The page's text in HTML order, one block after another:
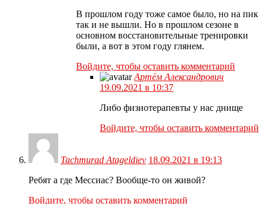
В прошлом году тоже самое было, но на пик
так и не вышли. Но в прошлом сезоне в
основном восстановительные тренировки
были, а вот в этом году глянем.
Войдите, чтобы оставить комментарий
Артём Александрович
19.09.2021 в 10:37
Либо физиотерапевты у нас днище
Войдите, чтобы оставить комментарий
Tachmurad Atageldiev 18.09.2021 в 19:13
Ребят а где Мессиас? Вообще-то он живой?
Войдите, чтобы оставить комментарий